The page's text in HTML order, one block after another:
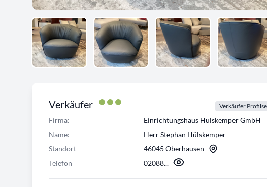
Verkäufer Verkäufer
Firma:
Einrichtungshaus Hülskemper GmbH
Name:
Herr Stephan Hülskemper
Standort
46045 Oberhausen
Telefon
02088...